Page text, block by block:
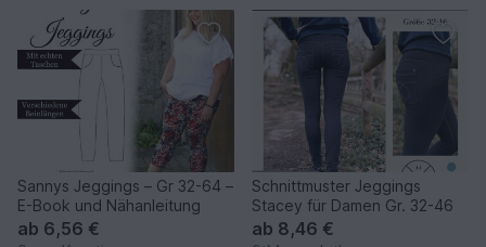
Sannys Jeggings – Gr 32-64 –
E-Book und Nähanleitung
ab 6,56 €
Schnittmuster Jeggings
Stacey für Damen Gr. 32-46
ab 8,46 €